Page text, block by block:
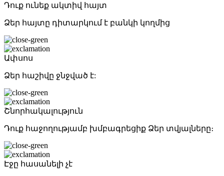
Դուք ունեք ակտիվ հայտ
Ձեր հայտը դիտարկում է բանկի կողմից
Ափսոս
Ձեր հաշիվը ջնջված է:
Շնորհակալություն
Դուք հաջողությամբ խմբագրեցիք Ձեր տվյալները։
Էջը հասանելի չէ